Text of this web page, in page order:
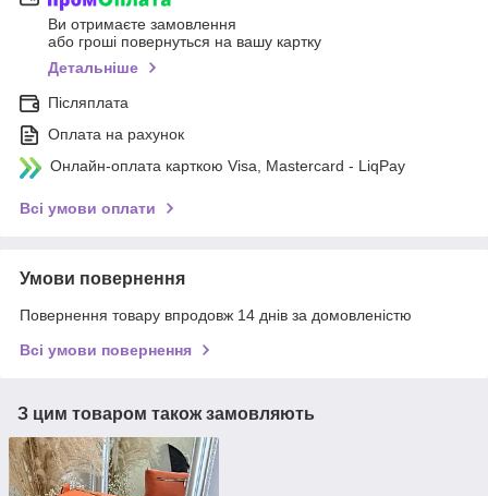
Ви отримаєте замовлення
або гроші повернуться на вашу картку
Детальніше
Післяплата
Оплата на рахунок
Онлайн-оплата карткою Visa, Mastercard - LiqPay
Всі умови оплати
Умови повернення
Повернення товару впродовж 14 днів за домовленістю
Всі умови повернення
З цим товаром також замовляють